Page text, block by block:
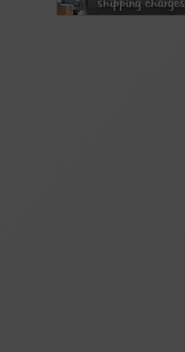
shipping charges